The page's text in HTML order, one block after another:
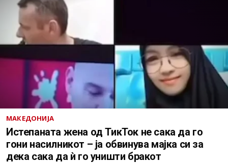
МАКЕДОНИЈА
Истепаната жена од ТикТок не сака да го
гони насилникот – ја обвинува мајка си за
дека сака да ѝ го уништи бракот